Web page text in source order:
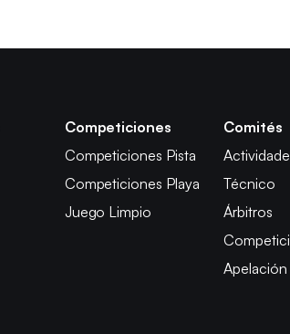
Competiciones
Competiciones Pista
Competiciones Playa
Juego Limpio
Comités
Técnico
Árbitros
Apelación